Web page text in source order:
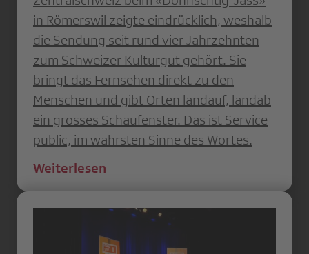
in Römerswil zeigte eindrücklich, weshalb
die Sendung seit rund vier Jahrzehnten
zum Schweizer Kulturgut gehört. Sie
bringt das Fernsehen direkt zu den
Menschen und gibt Orten landauf, landab
ein grosses Schaufenster. Das ist Service
public, im wahrsten Sinne des Wortes.
Weiterlesen